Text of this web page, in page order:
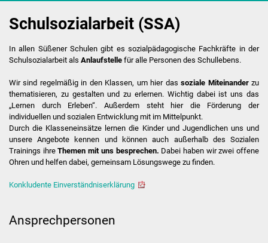
Bildungspartnerschaften
First Lego League
Ferienplan
Schulordnung /
Handyregelung
Schulsozialarbeit (SSA)
In allen Süßener Schulen gibt es sozialpädagogische Fachkräfte in der
Schulsozialarbeit als Anlaufstellefür alle Personen des Schullebens.
Wir sind regelmäßig in den Klassen, um hier dassoziale Miteinanderzu
thematisieren, zu gestalten und zu erlernen. Wichtig dabei ist uns das
„Lernen durch Erleben“. Außerdem steht hier die Förderung der
individuellen und sozialen Entwicklung mit im Mittelpunkt.
Durch die Klasseneinsätze lernen die Kinder und Jugendlichen uns und
unsere Angebote kennen und können auch außerhalb des Sozialen
Trainings ihreThemen mit uns besprechen. Dabei haben wir zwei offene
Ohren und helfen dabei, gemeinsam Lösungswege zu finden.
Konkludente Einverständniserklärung
Ansprechpersonen